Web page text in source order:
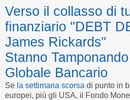
Verso il collasso di
finanziario "DEBT
James Rickards"
Stanno
Globale Bancario
Se la settimana scorsa di punto in
europei, più gli USA, il Fondo